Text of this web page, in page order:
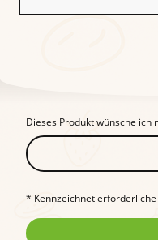
Dieses Produkt wünsche ich
* Kennzeichnet erforderliche